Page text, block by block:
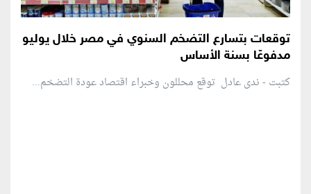
توقعات بتسارع التضخم السنوي في مصر خلال يوليو
مدفوعًا بسنة الأساس
كتبت - ندى عادل توقع محللون وخبراء اقتصاد عودة التضخم...